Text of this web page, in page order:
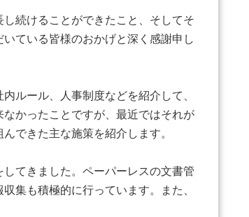
続けることができたこと、そしてそ
ている皆様のおかげと深く感謝申し
ルール、人事制度などを紹介して、
かったことですが、最近ではそれが
できた主な施策を紹介します。
てきました。ペーパーレスの文書管
集も積極的に行っています。また、